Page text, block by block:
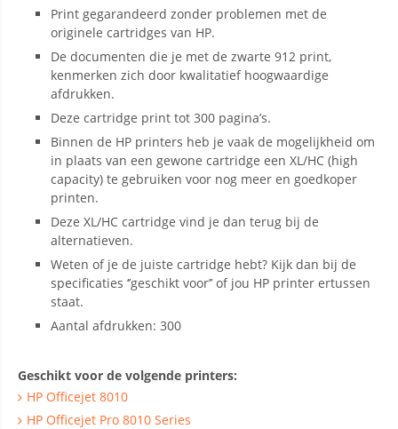
Print gegarandeerd zonder problemen met de
originele cartridges van HP.
De documenten die je met de zwarte 912 print,
kenmerken zich door kwalitatief hoogwaardige
afdrukken.
Deze cartridge print tot 300 pagina’s.
Binnen de HP printers heb je vaak de mogelijkheid om
in plaats van een gewone cartridge een XL/HC (high
capacity) te gebruiken voor nog meer en goedkoper
printen.
Deze XL/HC cartridge vind je dan terug bij de
alternatieven.
Weten of je de juiste cartridge hebt? Kijk dan bij de
specificaties ‘’geschikt voor’’ of jou HP printer ertussen
staat.
Aantal afdrukken: 300
Geschikt voor de volgende printers:
HP Officejet 8010
HP Officejet Pro 8010 Series